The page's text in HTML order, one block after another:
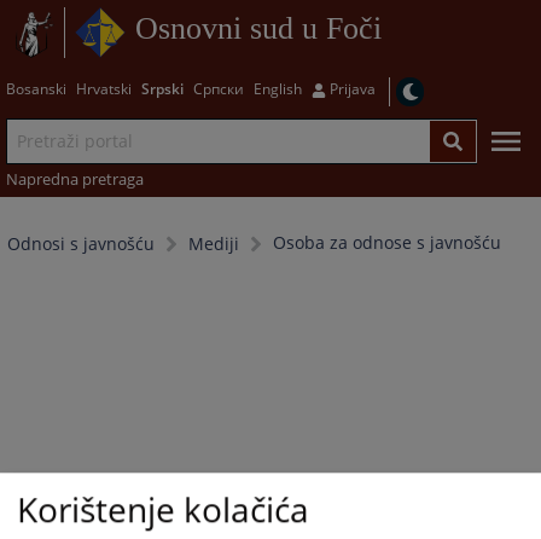
Osnovni sud u Foči
Bosanski Hrvatski Srpski Српски English Prijava
Napredna pretraga
Odnosi s javnošću Mediji Osoba za odnose s javnošću
Korištenje kolačića